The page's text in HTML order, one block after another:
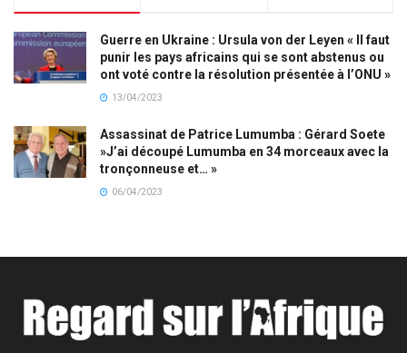
Guerre en Ukraine : Ursula von der Leyen « Il faut
punir les pays africains qui se sont abstenus ou
ont voté contre la résolution présentée à l’ONU »
13/04/2023
Assassinat de Patrice Lumumba : Gérard Soete
»J’ai découpé Lumumba en 34 morceaux avec la
tronçonneuse et… »
06/04/2023